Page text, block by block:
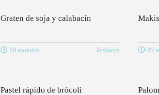
Graten de soja y calabacín
10 minutos Verduras
Makis
40
Pastel rápido de brócoli